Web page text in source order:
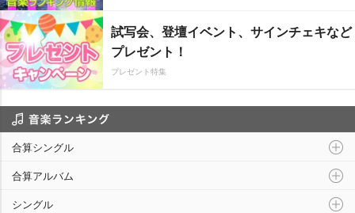
試写会、登壇イベント、サインチェキなど
プレゼント！
プレゼント特集
合算シングル
合算アルバム
シングル